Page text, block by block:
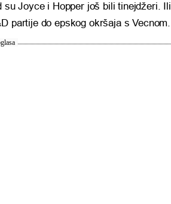
Joyce i Hopper još bili tinejdžeri. Ili
partije do epskog okršaja s Vecnom.